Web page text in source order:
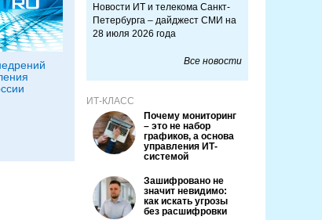
Новости ИТ и телекома Санкт-
Петербурга – дайджест СМИ на
28 июля 2026 года
Все новости
ИТ-КЛАСС
Почему мониторинг
– это не набор
графиков, а основа
управления ИТ-
системой
Зашифровано не
значит невидимо:
как искать угрозы
без расшифровки